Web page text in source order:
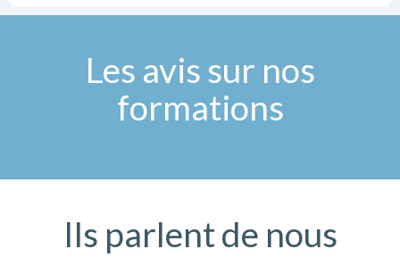
Les avis sur nos
formations
Ils parlent de nous